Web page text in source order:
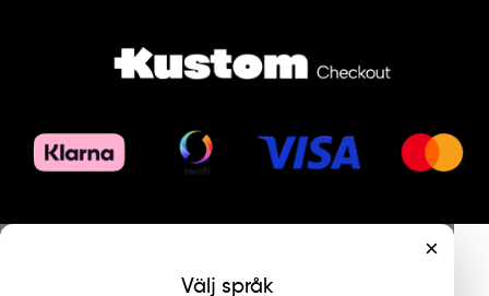
×
Välj språk